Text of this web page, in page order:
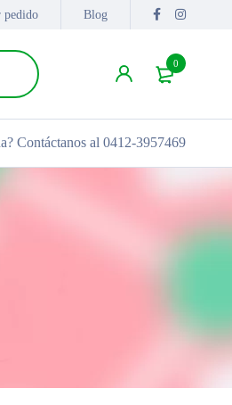
pedido Blog
0
Contáctanos al 0412-3957469